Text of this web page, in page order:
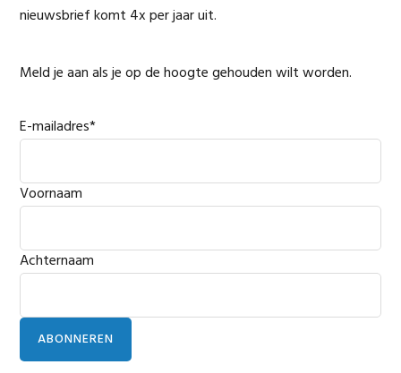
nieuwsbrief komt 4x per jaar uit.
Meld je aan als je op de hoogte gehouden wilt worden.
E-mailadres*
Voornaam
Achternaam
ABONNEREN